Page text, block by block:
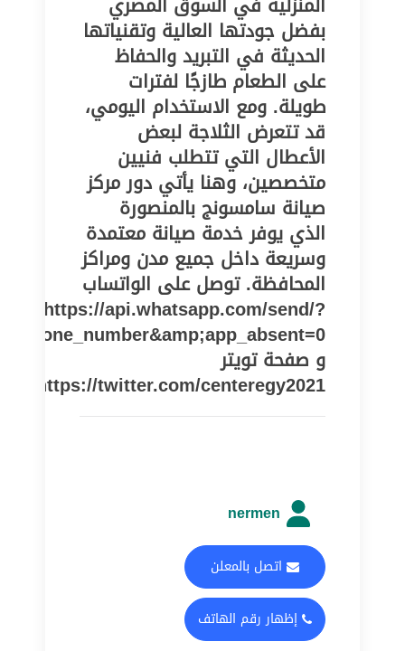
بفضل جودتها العالية وتقنياتها
الحديثة في التبريد والحفاظ
على الطعام طازجًا لفترات
طويلة. ومع الاستخدام اليومي،
قد تتعرض الثلاجة لبعض
الأعطال التي تتطلب فنيين
متخصصين، وهنا يأتي دور مركز
صيانة سامسونج بالمنصورة
الذي يوفر خدمة صيانة معتمدة
وسريعة داخل جميع مدن ومراكز
المحافظة. توصل على الواتساب
https://api.whatsapp.com/send/?
و صفحة تويتر
https://twitter.com/centeregy2021
nermen
اتصل بالمعلن
إظهار رقم الهاتف